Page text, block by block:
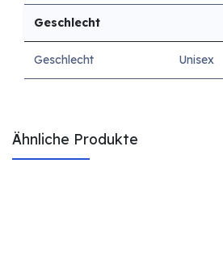
Geschlecht
Geschlecht Unisex
Ähnliche Produkte